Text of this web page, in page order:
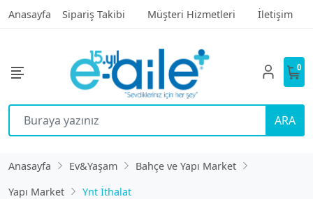
Anasayfa Sipariş Takibi Müşteri Hizmetleri İletişim
ARA
0
Anasayfa Ev&Yaşam
Bahçe ve Yapı Market
Yapı Market
Ynt İthalat